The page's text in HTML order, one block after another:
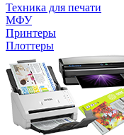
Техника для печати
МФУ
Принтеры
Плоттеры